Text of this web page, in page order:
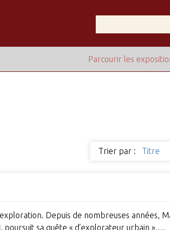
Parcourir les
Trier par : Titre
Depuis de nombreuses années,
sa quête « d’explorateur urbain »,…